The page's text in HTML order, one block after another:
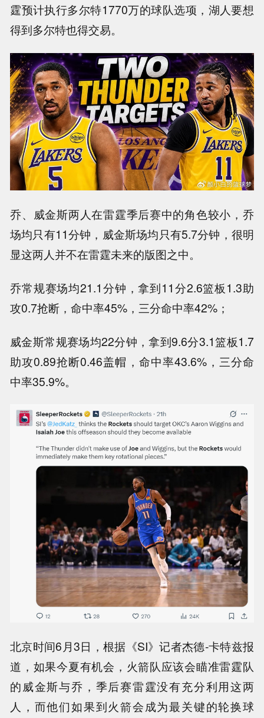
霆预计执行多尔特1770万的球队选项，湖人要想
得到多尔特也得交易。
乔、威金斯两人在雷霆季后赛中的角色较小，乔
场均只有11分钟，威金斯场均只有5.7分钟，很明
显这两人并不在雷霆未来的版图之中。
乔常规赛场均21.1分钟，拿到11分2.6篮板1.3助
攻0.7抢断，命中率45%，三分命中率42%；
威金斯常规赛场均22分钟，拿到9.6分3.1篮板1.7
助攻0.89抢断0.46盖帽，命中率43.6%，三分命
中率35.9%。
北京时间6月3日，根据《SI》记者杰德-卡特兹报
道，如果今夏有机会，火箭队应该会瞄准雷霆队
的威金斯与乔，季后赛雷霆没有充分利用这两
人，而他们如果到火箭会成为最关键的轮换球